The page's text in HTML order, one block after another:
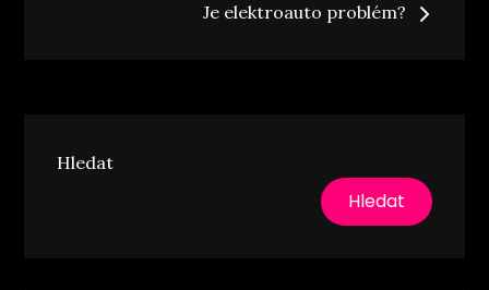
Je elektroauto problém?
Hledat
Hledat